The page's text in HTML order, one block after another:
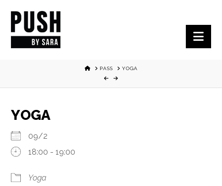
HOMEPASS YOGA
YOGA
09/2
18:00 - 19:00
Yoga